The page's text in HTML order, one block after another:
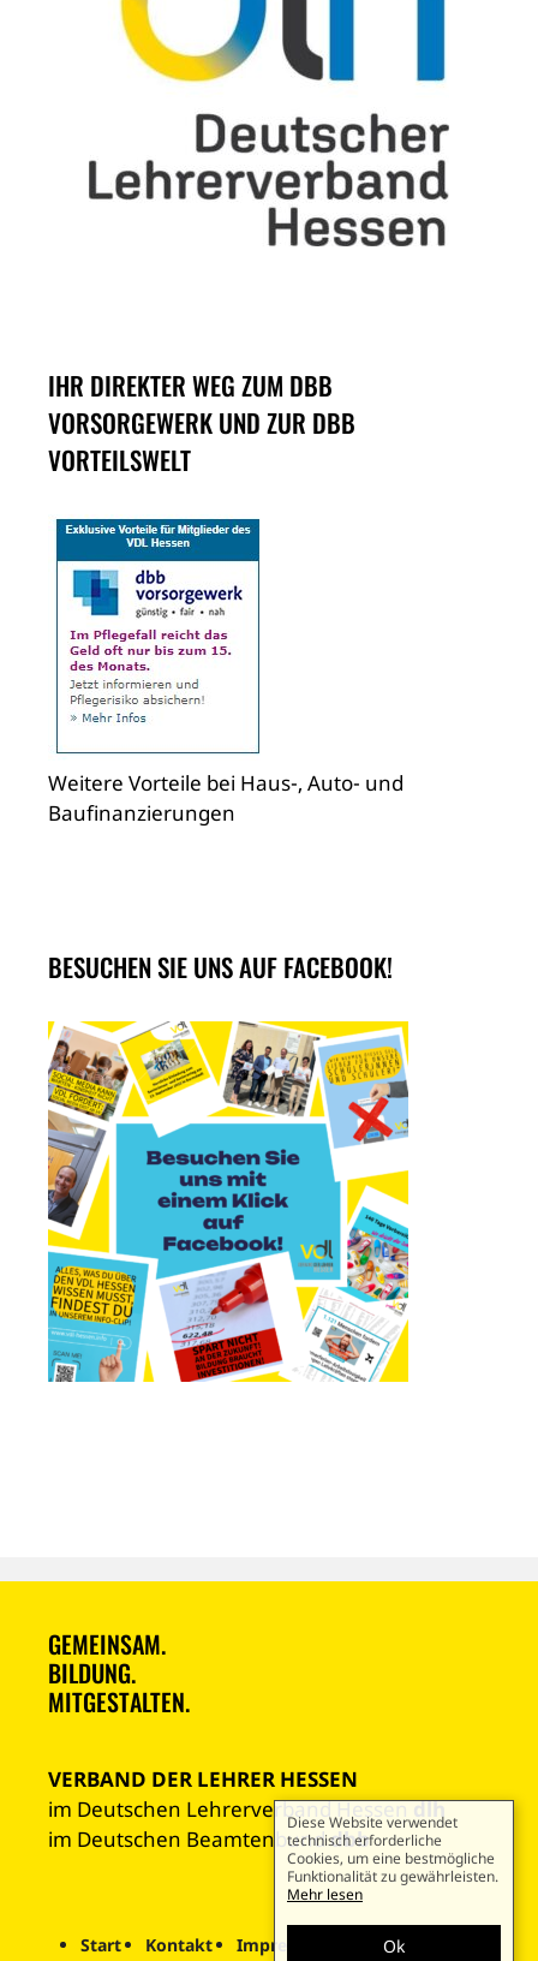
IHR DIREKTER WEG ZUM DBB
VORSORGEWERK UND ZUR DBB
VORTEILSWELT
Weitere Vorteile bei Haus-, Auto- und
Baufinanzierungen
BESUCHEN SIE UNS AUF FACEBOOK!
GEMEINSAM.
BILDUNG.
MITGESTALTEN.
VERBAND DER LEHRER HESSEN
im Deutschen Lehrerverband Hessendlh
im Deutschen Beamtenbunddbb
Start Kontakt Impressum Datenschutz
Diese Website verwendet
technisch erforderliche
Cookies, um eine bestmögliche
Funktionalität zu gewährleisten.
Mehr lesen
Ok